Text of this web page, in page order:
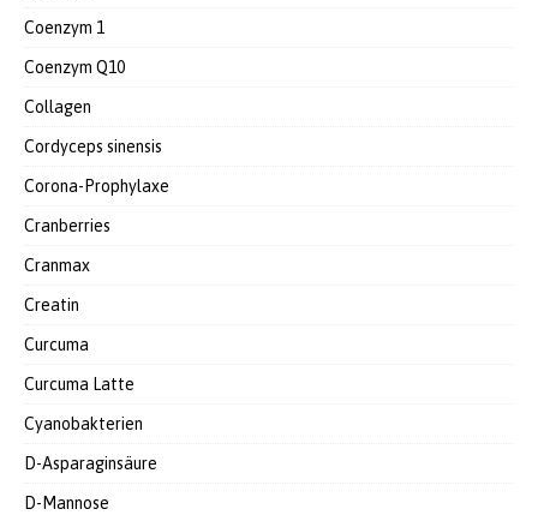
Coenzym 1
Coenzym Q10
Collagen
Cordyceps sinensis
Corona-Prophylaxe
Cranberries
Cranmax
Creatin
Curcuma
Curcuma Latte
Cyanobakterien
D-Asparaginsäure
D-Mannose